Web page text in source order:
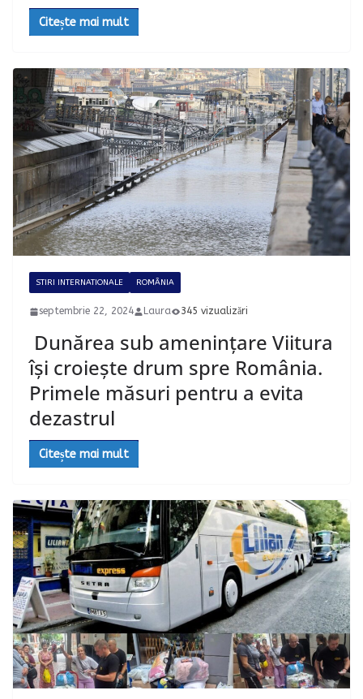
Citește mai mult
STIRI INTERNATIONALE ROMÂNIA
septembrie 22, 2024 Laura 345 vizualizări
Dunărea sub amenințare Viitura
își croiește drum spre România.
Primele măsuri pentru a evita
dezastrul
Citește mai mult